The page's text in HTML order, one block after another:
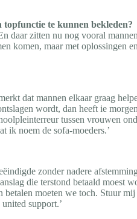
topfunctie te kunnen bekleden?
daar zitten nu nog vooral
komen, maar met oplossingen
dat mannen elkaar graag
wordt, dan heeft ie
tussen vrouwen
ik noem de sofa-moeders.’
zonder nadere
die terstond betaald moest
moeten we toch. Stuur
support.’